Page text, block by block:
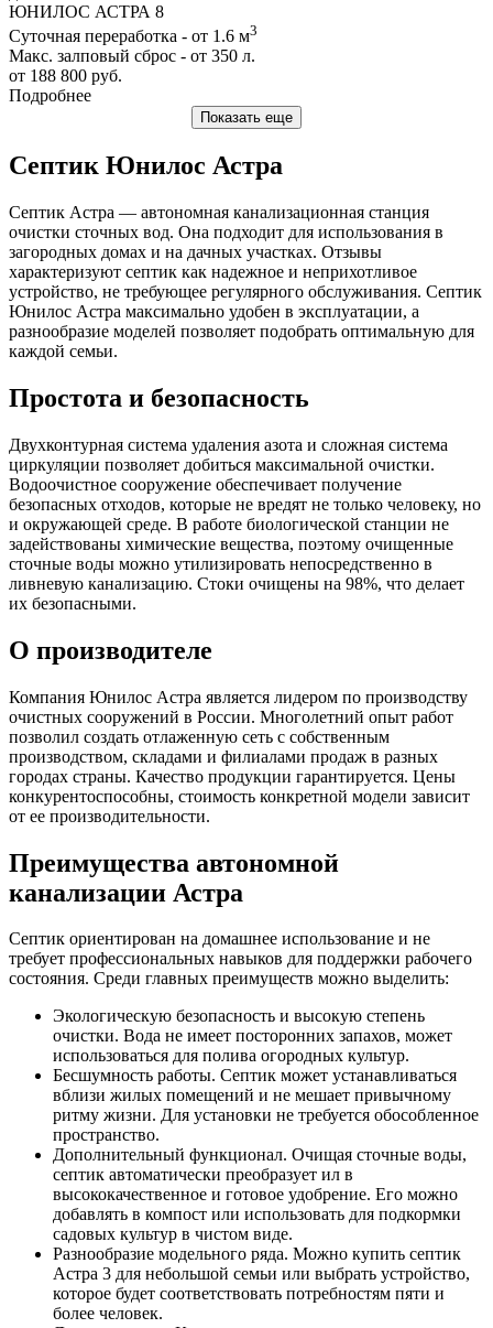
ЮНИЛОС АСТРА 8
Суточная переработка - от 1.6 м3
Макс. залповый сброс - от 350 л.
от 188 800 руб.
Подробнее
Показать еще
Септик Юнилос Астра
Септик Астра — автономная канализационная станция
очистки сточных вод. Она подходит для использования в
загородных домах и на дачных участках. Отзывы
характеризуют септик как надежное и неприхотливое
устройство, не требующее регулярного обслуживания. Септик
Юнилос Астра максимально удобен в эксплуатации, а
разнообразие моделей позволяет подобрать оптимальную для
каждой семьи.
Простота и безопасность
Двухконтурная система удаления азота и сложная система
циркуляции позволяет добиться максимальной очистки.
Водоочистное сооружение обеспечивает получение
безопасных отходов, которые не вредят не только человеку, но
и окружающей среде. В работе биологической станции не
задействованы химические вещества, поэтому очищенные
сточные воды можно утилизировать непосредственно в
ливневую канализацию. Стоки очищены на 98%, что делает
их безопасными.
О производителе
Компания Юнилос Астра является лидером по производству
очистных сооружений в России. Многолетний опыт работ
позволил создать отлаженную сеть с собственным
производством, складами и филиалами продаж в разных
городах страны. Качество продукции гарантируется. Цены
конкурентоспособны, стоимость конкретной модели зависит
от ее производительности.
Преимущества автономной
канализации Астра
Септик ориентирован на домашнее использование и не
требует профессиональных навыков для поддержки рабочего
состояния. Среди главных преимуществ можно выделить:
Экологическую безопасность и высокую степень
очистки. Вода не имеет посторонних запахов, может
использоваться для полива огородных культур.
Бесшумность работы. Септик может устанавливаться
вблизи жилых помещений и не мешает привычному
ритму жизни. Для установки не требуется обособленное
пространство.
Дополнительный функционал. Очищая сточные воды,
септик автоматически преобразует ил в
высококачественное и готовое удобрение. Его можно
добавлять в компост или использовать для подкормки
садовых культур в чистом виде.
Разнообразие модельного ряда. Можно купить септик
Астра 3 для небольшой семьи или выбрать устройство,
которое будет соответствовать потребностям пяти и
более человек.